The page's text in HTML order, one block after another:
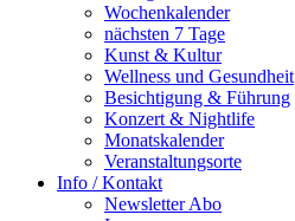
Wochenkalender
nächsten 7 Tage
Kunst & Kultur
Wellness und Gesundheit
Besichtigung & Führung
Konzert & Nightlife
Monatskalender
Veranstaltungsorte
Info / Kontakt
Newsletter Abo